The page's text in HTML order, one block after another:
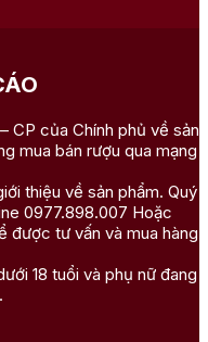
CP của Chính phủ về sản
mua bán rượu qua mạng
thiệu về sản phẩm. Quý
0977.898.007 Hoặc
được tư vấn và mua hàng
18 tuổi và phụ nữ đang